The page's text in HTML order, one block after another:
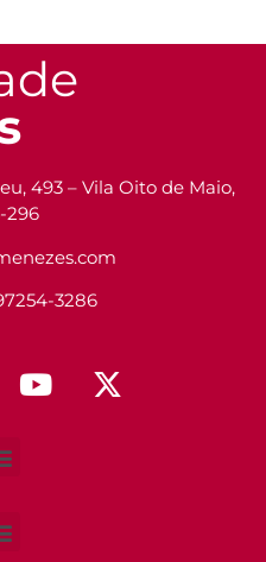
493 – Vila Oito de Maio,
296
3286